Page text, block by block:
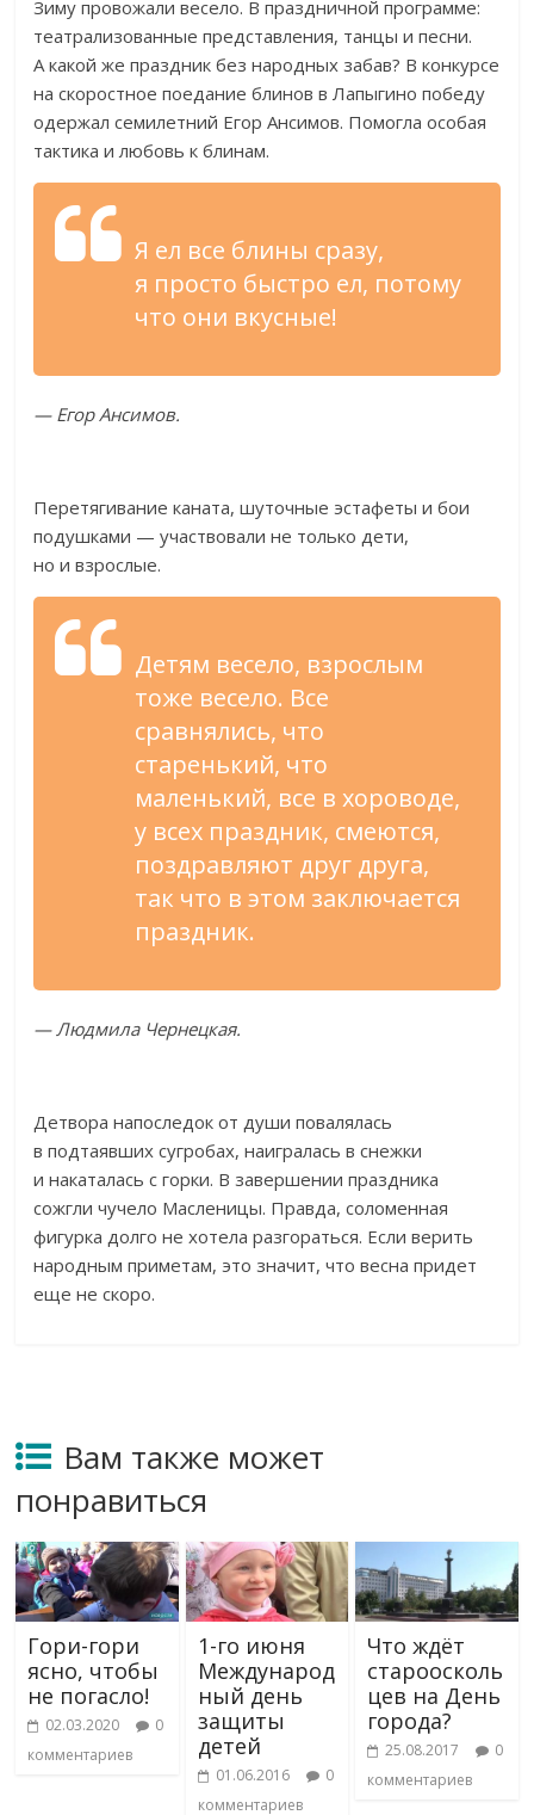
Зиму провожали весело. В праздничной программе:
театрализованные представления, танцы и песни.
А какой же праздник без народных забав? В конкурсе
на скоростное поедание блинов в Лапыгино победу
одержал семилетний Егор Ансимов. Помогла особая
тактика и любовь к блинам.
Я ел все блины сразу,
я просто быстро ел, потому
что они вкусные!
— Егор Ансимов.
Перетягивание каната, шуточные эстафеты и бои
подушками — участвовали не только дети,
но и взрослые.
Детям весело, взрослым
тоже весело. Все
сравнялись, что
старенький, что
маленький, все в хороводе,
у всех праздник, смеются,
поздравляют друг друга,
так что в этом заключается
праздник.
— Людмила Чернецкая.
Детвора напоследок от души повалялась
в подтаявших сугробах, наигралась в снежки
и накаталась с горки. В завершении праздника
сожгли чучело Масленицы. Правда, соломенная
фигурка долго не хотела разгораться. Если верить
народным приметам, это значит, что весна придет
еще не скоро.
Вам также может
понравиться
Гори-гори
ясно, чтобы
не погасло!
02.03.2020
0
комментариев
1-го июня
Международ
ный день
защиты
детей
01.06.2016
0
комментариев
Что ждёт
староосколь
цев на День
города?
25.08.2017
0
комментариев